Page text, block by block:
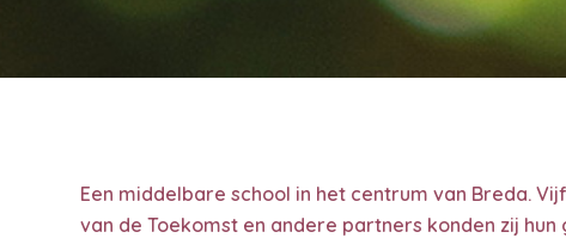
Een middelbare school in het centrum van Breda.
van de Toekomst en andere partners konden zij